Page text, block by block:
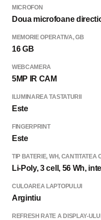
MICROFON
Doua microfoane
MEMORIE OPERATIVA, GB
16 GB
WEBCAMERA
5MP IR CAM
ILUMINAREA TASTATURII
Este
FINGERPRINT
Este
TIP BATERIE, WH, CANTITATEA
Li-Poly, 3 cell, 56 Wh,
CULOAREA LAPTOPULUI
Argintiu
REFRESH RATE A DISPLAY-